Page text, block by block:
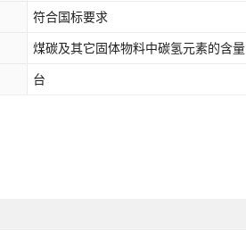
符合国标要求
煤碳及其它固体物料中碳氢元素的含量
台